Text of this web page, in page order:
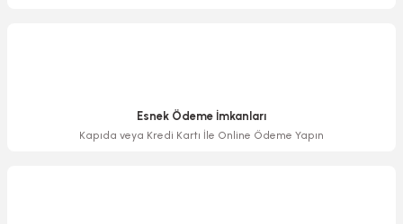
Esnek Ödeme İmkanları
Kapıda veya Kredi Kartı İle Online Ödeme Yapın